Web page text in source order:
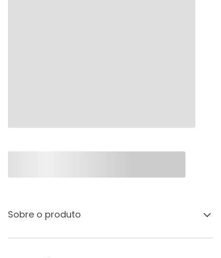
Sobre o produto